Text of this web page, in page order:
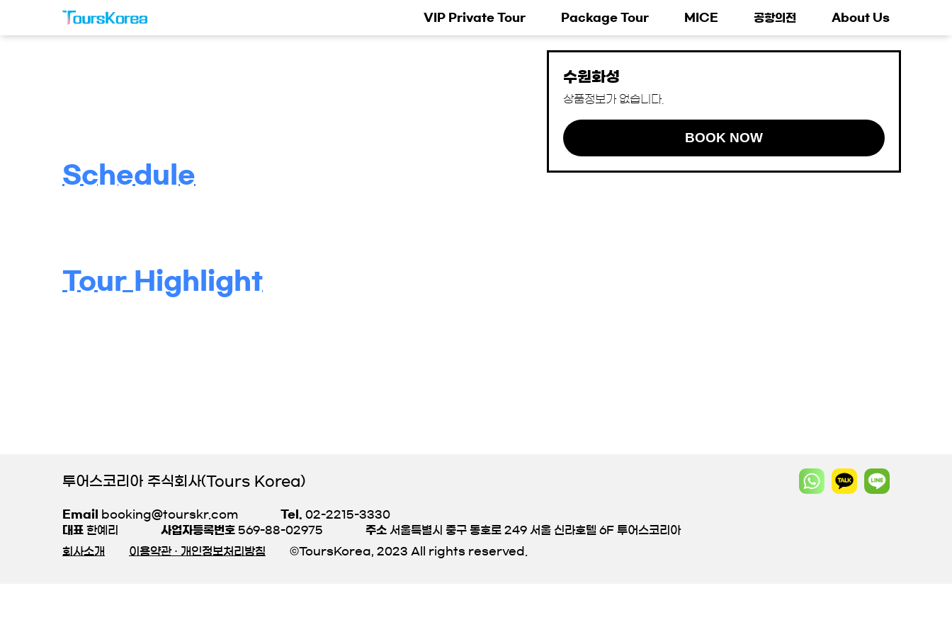
VIP Private Tour Package Tour MICE 공항의전 About Us
수원화성
상품정보가 없습니다.
BOOK NOW
Schedule
Tour Highlight
투어스코리아 주식회사(Tours Korea)
Email booking@tourskr.com Tel.
02-2215-3330
대표 한예리 사업자등록번호 569-88-02975 주소 서울특별시 중구 동호로 249 서울 신라호텔 6F 투어스코리아
회사소개
이용약관 · 개인정보처리방침 ©ToursKorea, 2023 All rights reserved.